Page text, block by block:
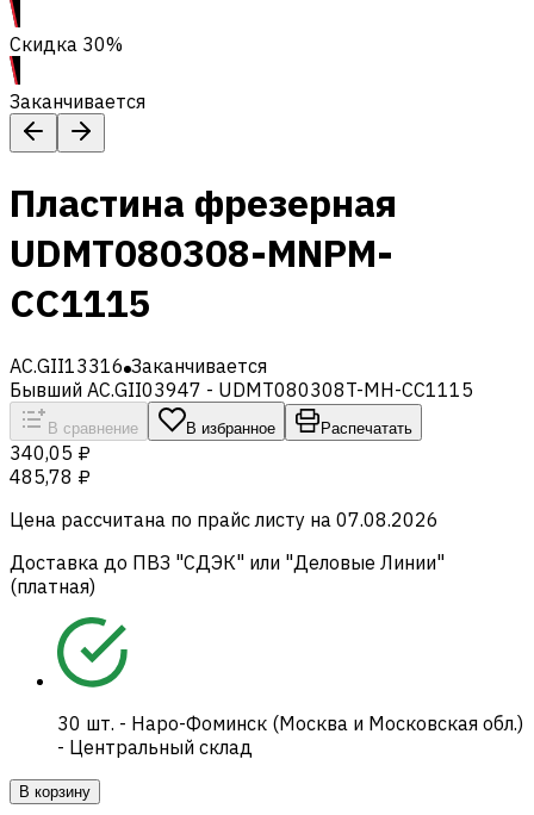
Скидка 30%
Заканчивается
Пластина фрезерная
UDMT080308-MNPM-
CC1115
AC.GII13316 Заканчивается
Бывший AC.GII03947 - UDMT080308T-MH-CC1115
В сравнение В избранное Распечатать
340,05 ₽
485,78 ₽
Цена рассчитана по прайс листу на 07.08.2026
Доставка до ПВЗ "СДЭК" или "Деловые Линии"
(платная)
30 шт. - Наро-Фоминск (Москва и Московская обл.)
- Центральный склад
В корзину